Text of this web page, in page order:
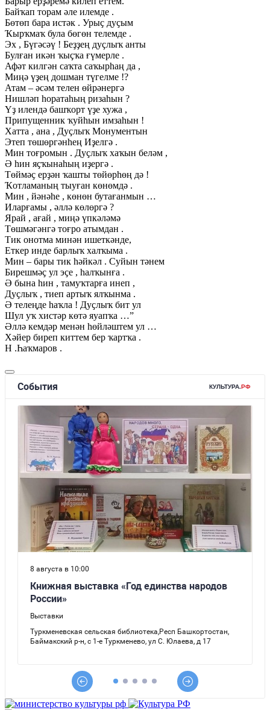
Байҡап торам әле илемде .
Бөтөп бара истәк . Урыҫ дуҫым
Ҡырҡмаҡ була бөгөн телемде .
Эх , Бүгәсәү ! Беҙҙең дуҫлыҡ анты
Булған икән ҡыҫҡа ғүмерле .
Афәт килгән саҡта саҡырһаң да ,
Миңә үҙең дошман түгелме !?
Атам – әсәм телен өйрәнергә
Нишләп һоратаһың ризаһын ?
Үҙ илендә башҡорт үҙе хужа ,
Припущенник ҡуйһын имзаһын !
Хатта , ана , Дуҫлыҡ Монументын
Этеп төшөргәнһең Иҙелгә .
Мин тоғромын . Дуҫлыҡ хаҡын беләм ,
Ә һин яҫҡынаһың иҙергә .
Төймәҫ ерҙән ҡашты төйөрһөң дә !
Ҡотламаның тыуған көнөмдә .
Мин , йәнәһе , көнөн бутағанмын …
Иларғамы , әллә көлөргә ?
Ярай , ағай , миңә үпкәләмә
Төшмәгәнгә тоғро атымдан .
Тик онотма минән ишеткәнде,
Еткер инде барлыҡ халҡыма .
Мин – бары тик һәйкәл . Суйын тәнем
Бирешмәҫ ул эҫе , һалҡынға .
Ә бына һин , тамуҡтарға инеп ,
Дуҫлыҡ , тиеп артыҡ ялҡынма .
Ә телеңде һаҡла ! Дуҫлыҡ бит ул
Шул уҡ хистәр көтә яуапҡа …”
Әллә кемдәр менән һөйләштем ул …
Хәйер биреп киттем бер ҡартҡа .
Н .Һаҡмаров .